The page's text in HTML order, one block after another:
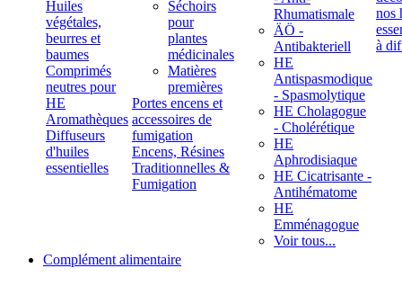
Huiles
végétales,
beurres et
baumes
Comprimés
neutres pour
HE
Aromathèques
Diffuseurs
d'huiles
essentielles
Séchoirs
pour
plantes
médicinales
Matières
premières
Portes encens et
accessoires de
fumigation
Encens, Résines
Traditionnelles &
Fumigation
Rhumatismale
ÄÖ -
Antibakteriell
HE
Antispasmodique
- Spasmolytique
HE Cholagogue
- Cholérétique
HE
Aphrodisiaque
HE Cicatrisante -
Antihématome
HE
Emménagogue
Voir tous...
Complément alimentaire